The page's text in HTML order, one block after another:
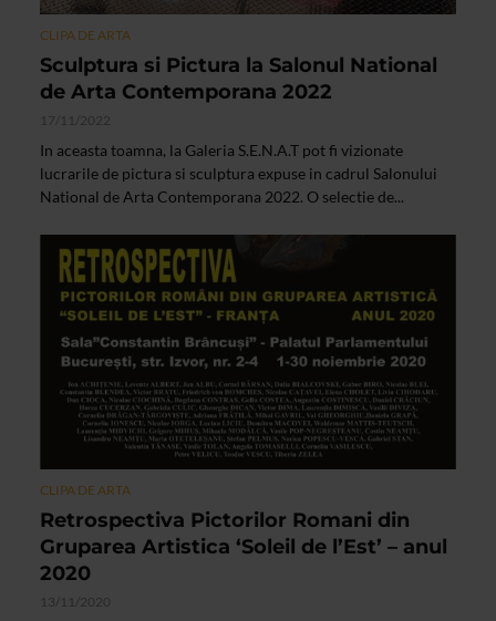
CLIPA DE ARTA
Sculptura si Pictura la Salonul National
de Arta Contemporana 2022
17/11/2022
In aceasta toamna, la Galeria S.E.N.A.T pot fi vizionate
lucrarile de pictura si sculptura expuse in cadrul Salonului
National de Arta Contemporana 2022. O selectie de...
CLIPA DE ARTA
Retrospectiva Pictorilor Romani din
Gruparea Artistica ‘Soleil de l’Est’ – anul
2020
13/11/2020